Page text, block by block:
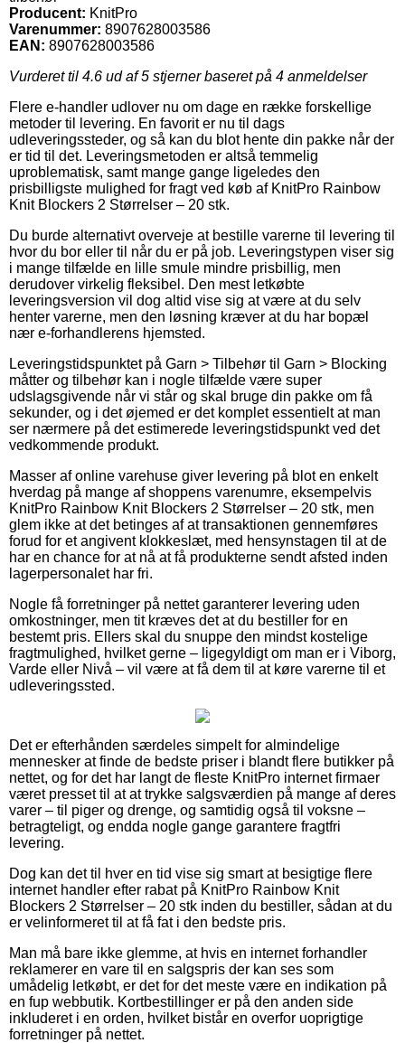
Producent: KnitPro
Varenummer: 8907628003586
EAN: 8907628003586
Vurderet til 4.6 ud af 5 stjerner baseret på 4 anmeldelser
Flere e-handler udlover nu om dage en række forskellige
metoder til levering. En favorit er nu til dags
udleveringssteder, og så kan du blot hente din pakke når der
er tid til det. Leveringsmetoden er altså temmelig
uproblematisk, samt mange gange ligeledes den
prisbilligste mulighed for fragt ved køb af KnitPro Rainbow
Knit Blockers 2 Størrelser – 20 stk.
Du burde alternativt overveje at bestille varerne til levering til
hvor du bor eller til når du er på job. Leveringstypen viser sig
i mange tilfælde en lille smule mindre prisbillig, men
derudover virkelig fleksibel. Den mest letkøbte
leveringsversion vil dog altid vise sig at være at du selv
henter varerne, men den løsning kræver at du har bopæl
nær e-forhandlerens hjemsted.
Leveringstidspunktet på Garn > Tilbehør til Garn > Blocking
måtter og tilbehør kan i nogle tilfælde være super
udslagsgivende når vi står og skal bruge din pakke om få
sekunder, og i det øjemed er det komplet essentielt at man
ser nærmere på det estimerede leveringstidspunkt ved det
vedkommende produkt.
Masser af online varehuse giver levering på blot en enkelt
hverdag på mange af shoppens varenumre, eksempelvis
KnitPro Rainbow Knit Blockers 2 Størrelser – 20 stk, men
glem ikke at det betinges af at transaktionen gennemføres
forud for et angivent klokkeslæt, med hensynstagen til at de
har en chance for at nå at få produkterne sendt afsted inden
lagerpersonalet har fri.
Nogle få forretninger på nettet garanterer levering uden
omkostninger, men tit kræves det at du bestiller for en
bestemt pris. Ellers skal du snuppe den mindst kostelige
fragtmulighed, hvilket gerne – ligegyldigt om man er i Viborg,
Varde eller Nivå – vil være at få dem til at køre varerne til et
udleveringssted.
Det er efterhånden særdeles simpelt for almindelige
mennesker at finde de bedste priser i blandt flere butikker på
nettet, og for det har langt de fleste KnitPro internet firmaer
været presset til at at trykke salgsværdien på mange af deres
varer – til piger og drenge, og samtidig også til voksne –
betragteligt, og endda nogle gange garantere fragtfri
levering.
Dog kan det til hver en tid vise sig smart at besigtige flere
internet handler efter rabat på KnitPro Rainbow Knit
Blockers 2 Størrelser – 20 stk inden du bestiller, sådan at du
er velinformeret til at få fat i den bedste pris.
Man må bare ikke glemme, at hvis en internet forhandler
reklamerer en vare til en salgspris der kan ses som
umådelig letkøbt, er det for det meste være en indikation på
en fup webbutik. Kortbestillinger er på den anden side
inkluderet i en orden, hvilket bistår en overfor uoprigtige
forretninger på nettet.